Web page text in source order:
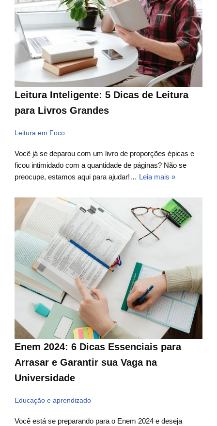
Leitura Inteligente: 5 Dicas de Leitura
para Livros Grandes
Leitura em Foco
Você já se deparou com um livro de proporções épicas e
ficou intimidado com a quantidade de páginas? Não se
preocupe, estamos aqui para ajudar!… Leia mais »
Enem 2024: 6 Dicas Essenciais para
Arrasar e Garantir sua Vaga na
Universidade
Educação e aprendizado
Você está se preparando para o Enem 2024 e deseja